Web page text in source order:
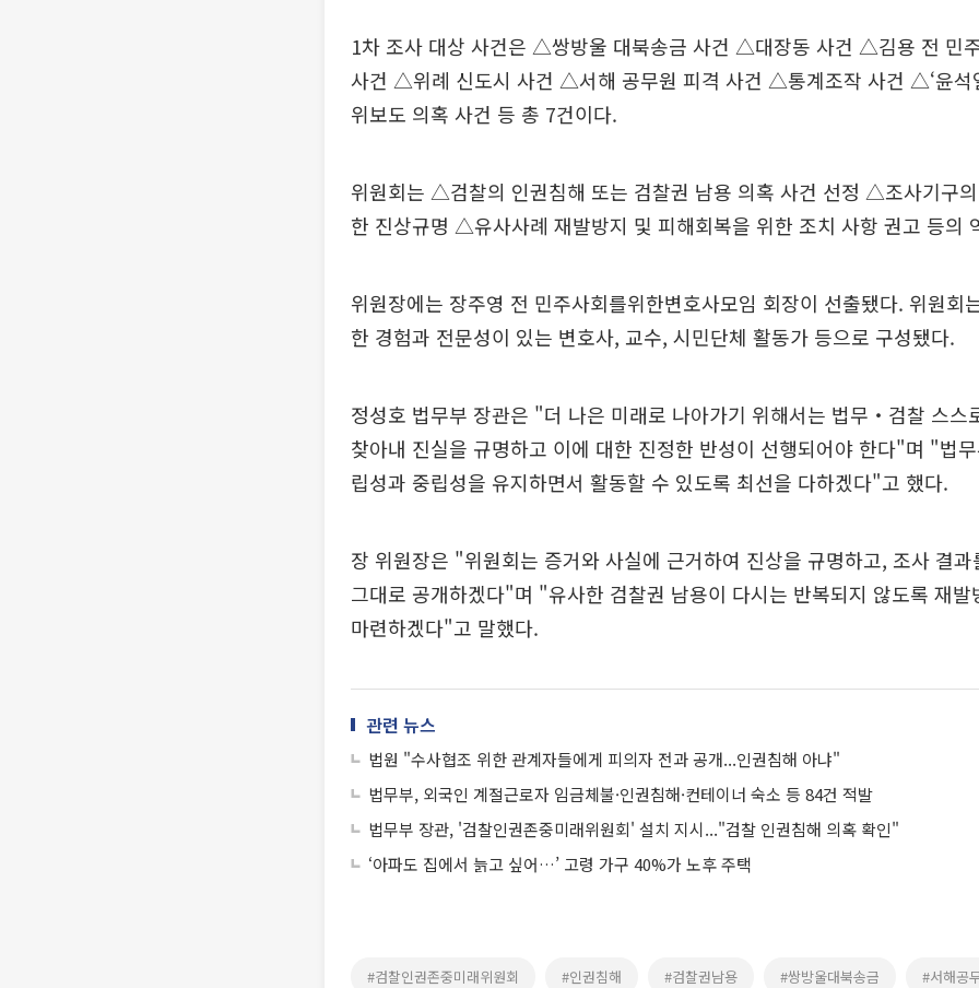
1차 조사 대상 사건은 △쌍방울 대북송금 사건 △대장동 사건 △김용 전 민
사건 △위례 신도시 사건 △서해 공무원 피격 사건 △통계조작 사건 △‘윤석
위보도 의혹 사건 등 총 7건이다.
위원회는 △검찰의 인권침해 또는 검찰권 남용 의혹 사건 선정 △조사기구
한 진상규명 △유사사례 재발방지 및 피해회복을 위한 조치 사항 권고 등의
위원장에는 장주영 전 민주사회를위한변호사모임 회장이 선출됐다. 위원회
한 경험과 전문성이 있는 변호사, 교수, 시민단체 활동가 등으로 구성됐다.
정성호 법무부 장관은 "더 나은 미래로 나아가기 위해서는 법무‧검찰 스스
찾아내 진실을 규명하고 이에 대한 진정한 반성이 선행되어야 한다"며 "법
립성과 중립성을 유지하면서 활동할 수 있도록 최선을 다하겠다"고 했다.
장 위원장은 "위원회는 증거와 사실에 근거하여 진상을 규명하고, 조사 결
그대로 공개하겠다"며 "유사한 검찰권 남용이 다시는 반복되지 않도록 재발
마련하겠다"고 말했다.
관련 뉴스
법원 "수사협조 위한 관계자들에게 피의자 전과 공개...인권침해 아냐"
법무부, 외국인 계절근로자 임금체불·인권침해·컨테이너 숙소 등 84건 적발
법무부 장관, '검찰인권존중미래위원회' 설치 지시..."검찰 인권침해 의혹 확인"
‘아파도 집에서 늙고 싶어…’ 고령 가구 40%가 노후 주택
#검찰인권존중미래위원회 #인권침해 #검찰권남용 #쌍방울대북송금 #서해공